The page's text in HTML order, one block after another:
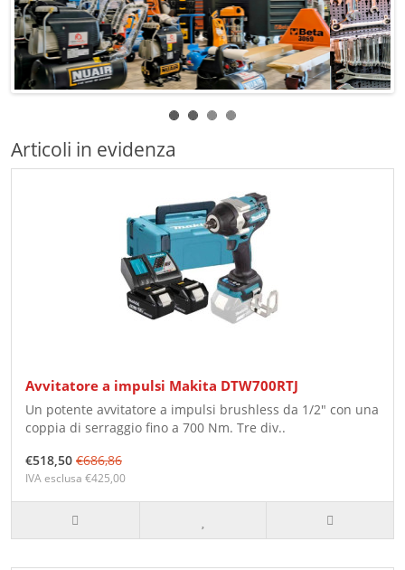
Articoli in evidenza
Avvitatore a impulsi Makita DTW700RTJ
Un potente avvitatore a impulsi brushless da 1/2" con una
coppia di serraggio fino a 700 Nm. Tre div..
€518,50 €686,86
IVA esclusa €425,00